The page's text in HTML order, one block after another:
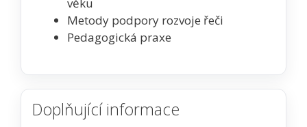
věku
Metody podpory rozvoje řeči
Pedagogická praxe
Doplňující informace